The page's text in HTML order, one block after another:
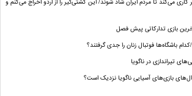
می‌کند تا مردم ایران شاد شوند/ این کشتی‌گیر را از اردو اخراج می‌کنم و
بازی تدارکاتی پیش فصل
باشگاه‌ها فوتبال زنان را جدی گرفتند؟
بازی‌های آسیایی ناگویا نزدیک است؟